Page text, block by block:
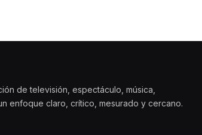
de televisión, espectáculo, música,
enfoque claro, crítico, mesurado y cercano.